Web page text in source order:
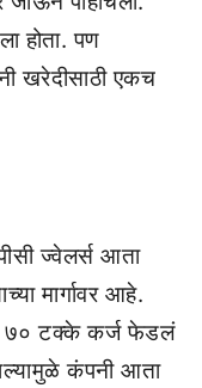
होता. पण
खरेदीसाठी एकच
ज्वेलर्स आता
मार्गावर आहे.
७० टक्के कर्ज फेडलं
कंपनी आता